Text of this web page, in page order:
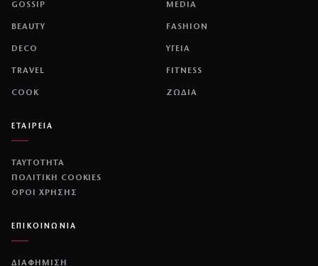
GOSSIP MEDIA
BEAUTY FASHION
DECO ΥΓΕΙΑ
TRAVEL FITNESS
COOK ΖΩΔΙΑ
ΕΤΑΙΡΕΙΑ
ΤΑΥΤΟΤΗΤΑ
ΠΟΛΙΤΙΚΉ COOKIES
ΌΡΟΙ ΧΡΉΣΗΣ
ΕΠΙΚΟΙΝΩΝΙΑ
ΔΙΑΦΗΜΙΣΗ